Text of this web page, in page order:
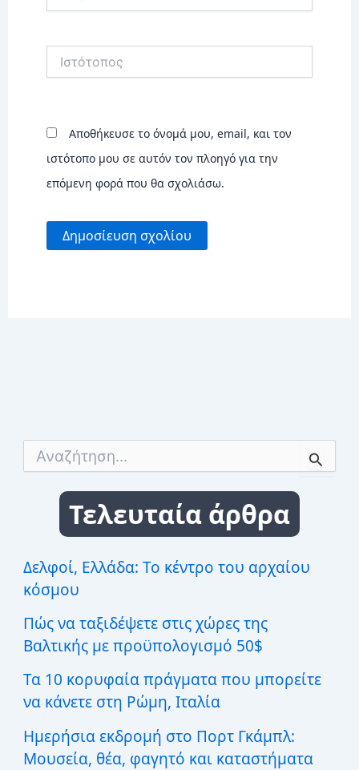
Ιστότοπος
Αποθήκευσε το όνομά μου, email, και τον
ιστότοπο μου σε αυτόν τον πλοηγό για την
επόμενη φορά που θα σχολιάσω.
σ
η
γ
α
:
Τελευταία άρθρα
Δελφοί, Ελλάδα: Το κέντρο του αρχαίου
κόσμου
Πώς να ταξιδέψετε στις χώρες της
Βαλτικής με προϋπολογισμό 50$
Τα 10 κορυφαία πράγματα που μπορείτε
να κάνετε στη Ρώμη, Ιταλία
Ημερήσια εκδρομή στο Πορτ Γκάμπλ:
Μουσεία, θέα, φαγητό και καταστήματα